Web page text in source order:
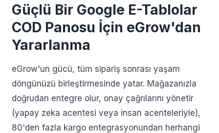
Güçlü Bir Google E-Tablolar
COD Panosu İçin eGrow'dan
Yararlanma
eGrow'un gücü, tüm sipariş sonrası yaşam
döngünüzü birleştirmesinde yatar. Mağazanızla
doğrudan entegre olur, onay çağrılarını yönetir
(yapay zeka acentesi veya insan acenteleriyle),
80'den fazla kargo entegrasyonundan herhangi